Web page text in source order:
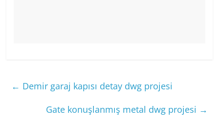
← Demir garaj kapısı detay dwg projesi
Gate konuşlanmış metal dwg projesi →